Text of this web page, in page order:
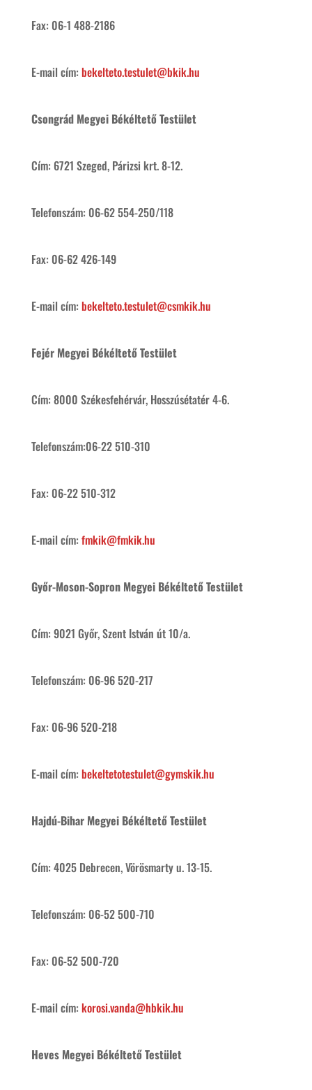
Fax: 06-1 488-2186
E-mail cím: bekelteto.testulet@bkik.hu
Csongrád Megyei Békéltető Testület
Cím: 6721 Szeged, Párizsi krt. 8-12.
Telefonszám: 06-62 554-250/118
Fax: 06-62 426-149
E-mail cím: bekelteto.testulet@csmkik.hu
Fejér Megyei Békéltető Testület
Cím: 8000 Székesfehérvár, Hosszúsétatér 4-6.
Telefonszám:06-22 510-310
Fax: 06-22 510-312
E-mail cím: fmkik@fmkik.hu
Győr-Moson-Sopron Megyei Békéltető Testület
Cím: 9021 Győr, Szent István út 10/a.
Telefonszám: 06-96 520-217
Fax: 06-96 520-218
E-mail cím: bekeltetotestulet@gymskik.hu
Hajdú-Bihar Megyei Békéltető Testület
Cím: 4025 Debrecen, Vörösmarty u. 13-15.
Telefonszám: 06-52 500-710
Fax: 06-52 500-720
E-mail cím: korosi.vanda@hbkik.hu
Heves Megyei Békéltető Testület